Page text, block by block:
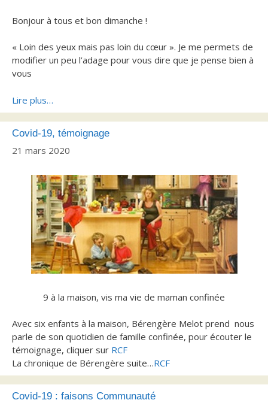
Bonjour à tous et bon dimanche !
« Loin des yeux mais pas loin du cœur ». Je me permets de
modifier un peu l’adage pour vous dire que je pense bien à
vous
Lire plus…
Covid-19, témoignage
21 mars 2020
9 à la maison, vis ma vie de maman confinée
Avec six enfants à la maison, Bérengère Melot prend nous
parle de son quotidien de famille confinée, pour écouter le
témoignage, cliquer sur RCF
La chronique de Bérengère suite…RCF
Covid-19 : faisons Communauté